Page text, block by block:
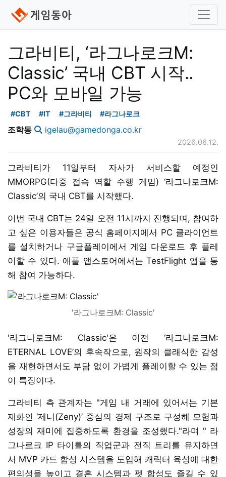
그라비티, ‘라그나로크M:
Classic’ 국내 CBT 시작..
PC와 모바일 가능
#CBT #IT #그라비티 #라그나로크
조학동 igelau@gamedonga.co.kr
2026.06.12.
그라비티가 11일부터 자사가 서비스할 예정인
MMORPG(다중 접속 역할 수행 게임) ‘라그나로크M:
Classic’의 국내 CBT를 시작했다.
이번 국내 CBT는 24일 오전 11시까지 진행되며, 참여하
고 싶은 이용자들은 공식 홈페이지에서 PC 클라이언트
를 설치하거나 구글플레이에서 게임 다운로드 후 플레
이할 수 있다. 애플 앱스토어에서는 TestFlight 앱을 통
해 참여 가능하다.
'라그나로크M: Classic'
'라그나로크M: Classic'은 이전 ‘라그나로크M:
ETERNAL LOVE’의 후속작으로, 원작의 클래식한 감성
을 재현하면서도 부담 없이 가볍게 플레이할 수 있는 점
이 특징이다.
그라비티 측 관계자는 "게임 내 거래에 있어서는 기본
재화인 ‘제니(Zeny)’ 중심의 경제 구조로 구성해 모험과
성장의 재미에 집중하도록 환경을 조성했다."라며 " 라
그나로크 IP 타이틀의 직업군과 전직 트리를 유지하면
서 MVP 카드 합성 시스템을 도입해 캐릭터 육성에 대한
편의성을 높이고 결혼 시스템과 펫 합성도 즐길 수 있